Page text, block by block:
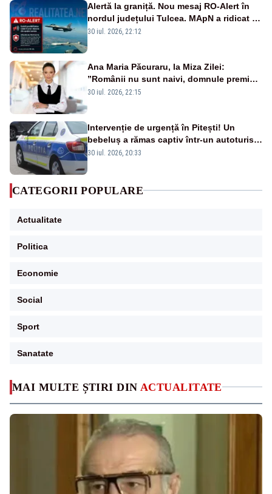
MAI MULTE ȘTIRI DIN ACTUALITATE
Alertă la graniță. Nou mesaj RO-Alert în
nordul județului Tulcea. MApN a ridicat de
la sol două avioane F-16
30 iul. 2026, 22:12
Ana Maria Păcuraru, la Miza Zilei:
”Românii nu sunt naivi, domnule premier
Bolojan”
30 iul. 2026, 22:15
Intervenție de urgență în Pitești! Un
bebeluș a rămas captiv într-un autoturism
din cauza unei defecțiuni
30 iul. 2026, 20:33
CATEGORII POPULARE
Actualitate
Politica
Economie
Social
Sport
Sanatate